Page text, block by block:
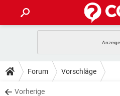
ANDROID
WINDOWS 10
TIPPS & TRICKS
SPIELE
DOWNLOADS
Forum Vorschläge
Vorherige